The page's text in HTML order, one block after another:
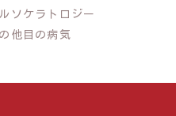
ソケラトロジー
他目の病気